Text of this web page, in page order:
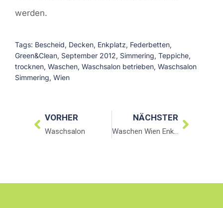
werden.
Tags: Bescheid, Decken, Enkplatz, Federbetten,
Green&Clean, September 2012, Simmering, Teppiche,
trocknen, Waschen, Waschsalon betrieben, Waschsalon
Simmering, Wien
VORHER
Waschsalon
NÄCHSTER
Waschen Wien Enkplatz